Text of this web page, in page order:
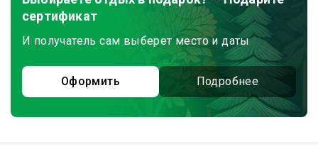
сертификат
И получатель сам выберет место и даты
Оформить Подробнее